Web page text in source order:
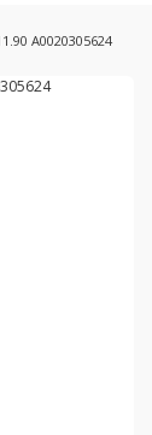
A0020305624